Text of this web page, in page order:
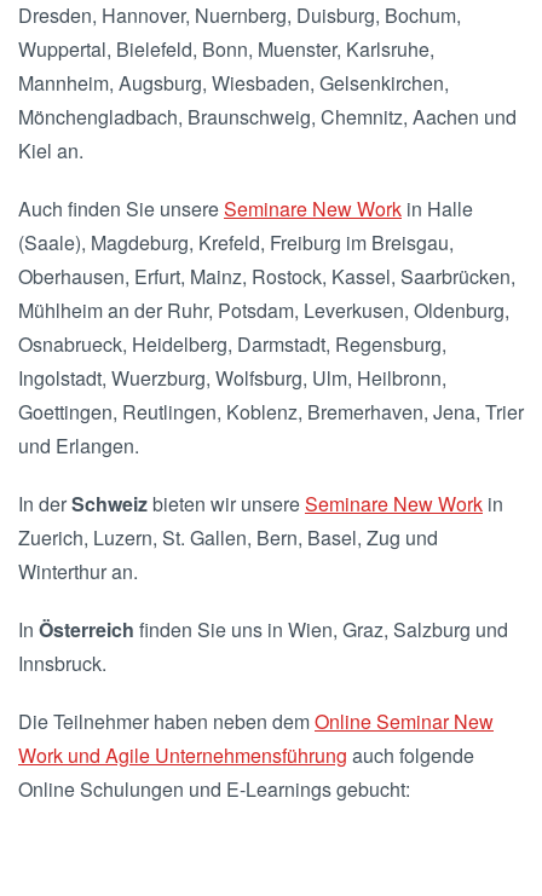
Dresden, Hannover, Nuernberg, Duisburg, Bochum,
Wuppertal, Bielefeld, Bonn, Muenster, Karlsruhe,
Mannheim, Augsburg, Wiesbaden, Gelsenkirchen,
Mönchengladbach, Braunschweig, Chemnitz, Aachen und
Kiel an.
Auch finden Sie unsereSeminare New Work in Halle
(Saale), Magdeburg, Krefeld, Freiburg im Breisgau,
Oberhausen, Erfurt, Mainz, Rostock, Kassel, Saarbrücken,
Mühlheim an der Ruhr, Potsdam, Leverkusen, Oldenburg,
Osnabrueck, Heidelberg, Darmstadt, Regensburg,
Ingolstadt, Wuerzburg, Wolfsburg, Ulm, Heilbronn,
Goettingen, Reutlingen, Koblenz, Bremerhaven, Jena, Trier
und Erlangen.
In derSchweizbieten wir unsereSeminare New Work in
Zuerich, Luzern, St. Gallen, Bern, Basel, Zug und
Winterthur an.
In Österreich finden Sie uns in Wien, Graz, Salzburg und
Innsbruck.
Die Teilnehmer haben neben demOnline Seminar New
Work und Agile Unternehmensführung auch folgende
Online Schulungen und E-Learnings gebucht: